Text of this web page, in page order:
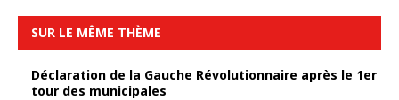
SUR LE MÊME THÈME
Déclaration de la Gauche Révolutionnaire après le 1er
tour des municipales